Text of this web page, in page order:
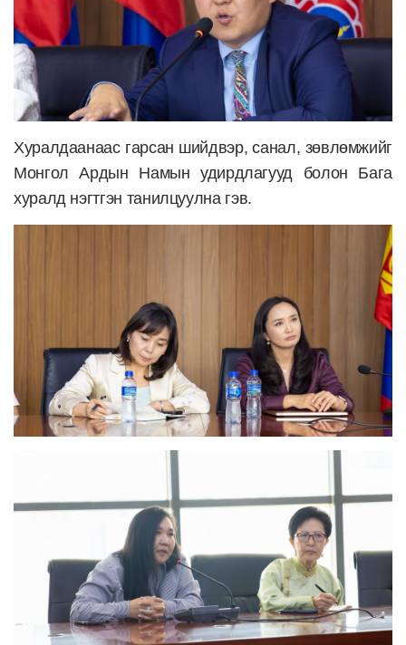
Хуралдаанаас гарсан шийдвэр, санал, зөвлөмжийг
Монгол Ардын Намын удирдлагууд болон Бага
хуралд нэгтгэн танилцуулна гэв.